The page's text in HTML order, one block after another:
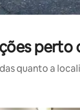
perto
quanto a